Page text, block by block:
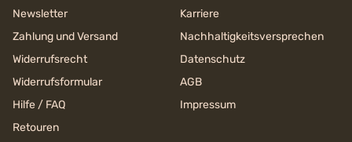
Newsletter
Zahlung und Versand
Widerrufsrecht
Widerrufsformular
Hilfe / FAQ
Retouren
Karriere
Nachhaltigkeits­versprechen
Datenschutz
AGB
Impressum